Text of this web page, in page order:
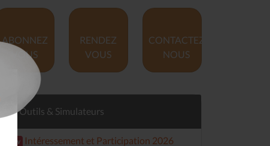
ABONNEZ
VOUS
RENDEZ
VOUS
CONTACTEZ
NOUS
Outils & Simulateurs
new Intéressement et Participation 2026